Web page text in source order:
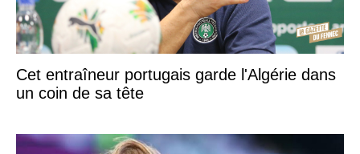
Cet entraîneur portugais garde l'Algérie dans
un coin de sa tête